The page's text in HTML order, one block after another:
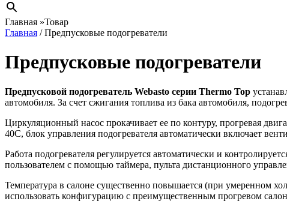
Главная »Товар
Главная / Предпусковые подогреватели
Предпусковые подогреватели
Предпусковой подогреватель Webasto серии Thermo Top
автомобиля. За счет сжигания топлива из бака автомобиля,
Циркуляционный насос прокачивает ее по контуру, прогревая
40С, блок управления подогревателя автоматически включает
Работа подогревателя регулируется автоматически и
пользователем с помощью таймера, пульта дистанционного
Температура в салоне существенно повышается (при умеренном
использовать конфигурацию с преимущественным прогревом